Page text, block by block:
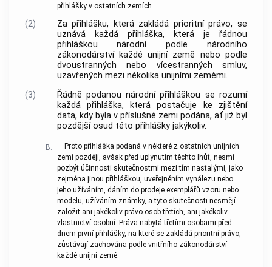
přihlášky v ostatních zemích.
(2)
Za přihlášku, která zakládá prioritní právo, se
uznává každá přihláška, která je řádnou
přihláškou národní podle národního
zákonodárství každé unijní země nebo podle
dvoustranných nebo vícestranných smluv,
uzavřených mezi několika unijními zeměmi.
(3)
Řádně podanou národní přihláškou se rozumí
každá přihláška, která postačuje ke zjištění
data, kdy byla v příslušné zemi podána, ať již byl
pozdější osud této přihlášky jakýkoliv.
B.
— Proto přihláška podaná v některé z ostatních unijních
zemí později, avšak před uplynutím těchto lhůt, nesmí
pozbýt účinnosti skutečnostmi mezi tím nastalými, jako
zejména jinou přihláškou, uveřejněním vynálezu nebo
jeho užíváním, dáním do prodeje exemplářů vzoru nebo
modelu, užíváním známky, a tyto skutečnosti nesmějí
založit ani jakékoliv právo osob třetích, ani jakékoliv
vlastnictví osobní. Práva nabytá třetími osobami před
dnem první přihlášky, na které se zakládá prioritní právo,
zůstávají zachována podle vnitřního zákonodárství
každé unijní země.